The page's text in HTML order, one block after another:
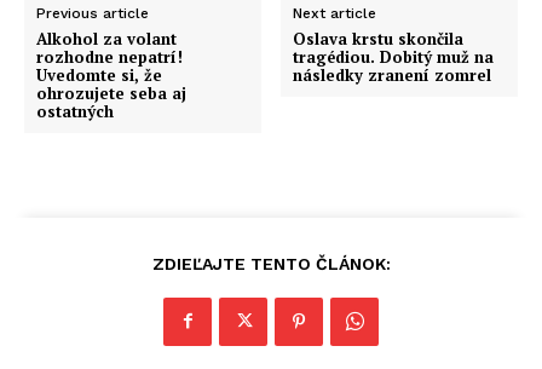
Previous article
Alkohol za volant
rozhodne nepatrí!
Uvedomte si, že
ohrozujete seba aj
ostatných
Next article
Oslava krstu skončila
tragédiou. Dobitý muž na
následky zranení zomrel
ZDIEĽAJTE TENTO ČLÁNOK: